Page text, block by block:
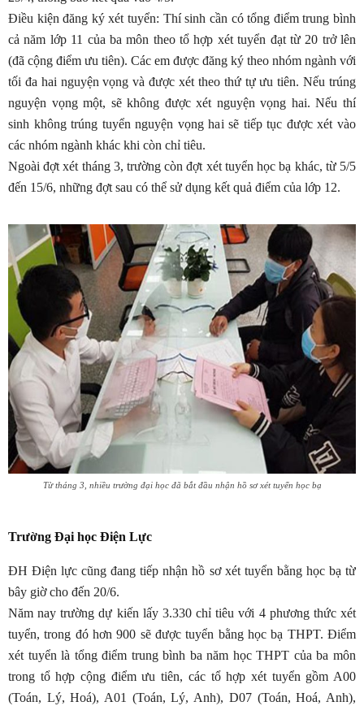
Điều kiện đăng ký xét tuyển: Thí sinh cần có tổng điểm trung bình
cả năm lớp 11 của ba môn theo tổ hợp xét tuyển đạt từ 20 trở lên
(đã cộng điểm ưu tiên). Các em được đăng ký theo nhóm ngành với
tối đa hai nguyện vọng và được xét theo thứ tự ưu tiên. Nếu trúng
nguyện vọng một, sẽ không được xét nguyện vọng hai. Nếu thí
sinh không trúng tuyển nguyện vọng hai sẽ tiếp tục được xét vào
các nhóm ngành khác khi còn chỉ tiêu.
Ngoài đợt xét tháng 3, trường còn đợt xét tuyển học bạ khác, từ 5/5
đến 15/6, những đợt sau có thể sử dụng kết quả điểm của lớp 12.
Từ tháng 3, nhiều trường đại học đã bắt đầu nhận hồ sơ xét tuyển học bạ
Trường Đại học Điện Lực
ĐH Điện lực cũng đang tiếp nhận hồ sơ xét tuyển bằng học bạ từ
bây giờ cho đến 20/6.
Năm nay trường dự kiến lấy 3.330 chỉ tiêu với 4 phương thức xét
tuyển, trong đó hơn 900 sẽ được tuyển bằng học bạ THPT. Điểm
xét tuyển là tổng điểm trung bình ba năm học THPT của ba môn
trong tổ hợp cộng điểm ưu tiên, các tổ hợp xét tuyển gồm A00
(Toán, Lý, Hoá), A01 (Toán, Lý, Anh), D07 (Toán, Hoá, Anh),